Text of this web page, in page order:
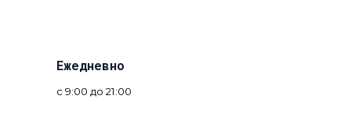
Ежедневно
с 9:00 до 21:00